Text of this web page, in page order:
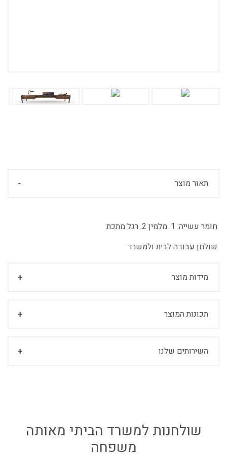
תאור מוצר
חומר עשייה: 1. מלמין 2. רגל מתכת
שולחן עבודה לבית ולמשרד
מידות מוצר
תכונות המוצר
השירותים שלנו
שולחנות למשרד הביתי מאותה
משפחה